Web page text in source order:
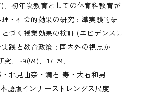
．初年次教育としての体育科教育が
理・社会的効果の研究 : 準実験的研
づく授業効果の検証 (エビデンスに
践と教育政策 : 国内外の視点か
，59(59)，17-29．
北見由奈・満石 寿・大石和男
語版インナーストレングス尺度